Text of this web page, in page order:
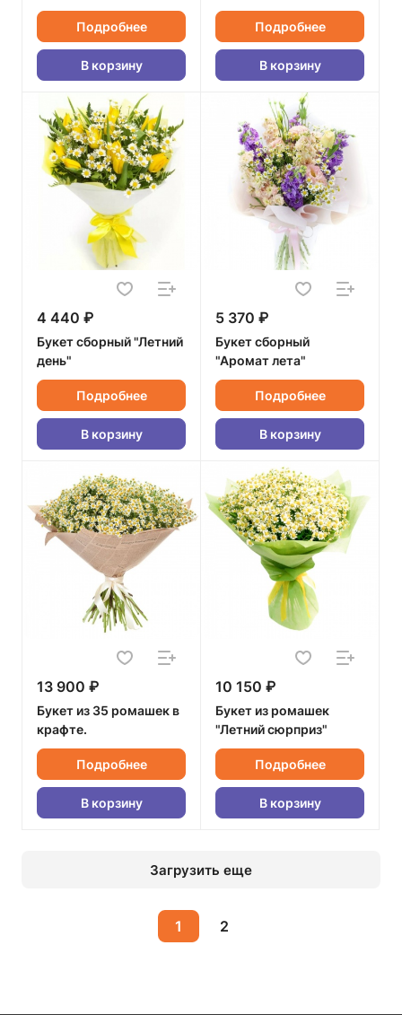
Подробнее
В корзину
Подробнее
В корзину
4 440 ₽
Букет сборный "Летний
день"
Подробнее
В корзину
5 370 ₽
Букет сборный
"Аромат лета"
Подробнее
В корзину
13 900 ₽
Букет из 35 ромашек в
крафте.
Подробнее
В корзину
10 150 ₽
Букет из ромашек
"Летний сюрприз"
Подробнее
В корзину
Загрузить еще
1 2